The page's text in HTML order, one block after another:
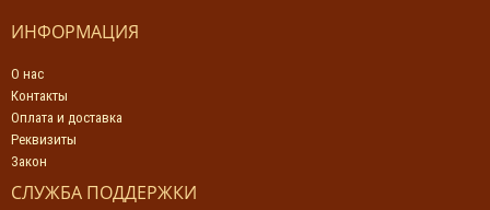
ИНФОРМАЦИЯ
О нас
Контакты
Оплата и доставка
Реквизиты
Закон
СЛУЖБА ПОДДЕРЖКИ